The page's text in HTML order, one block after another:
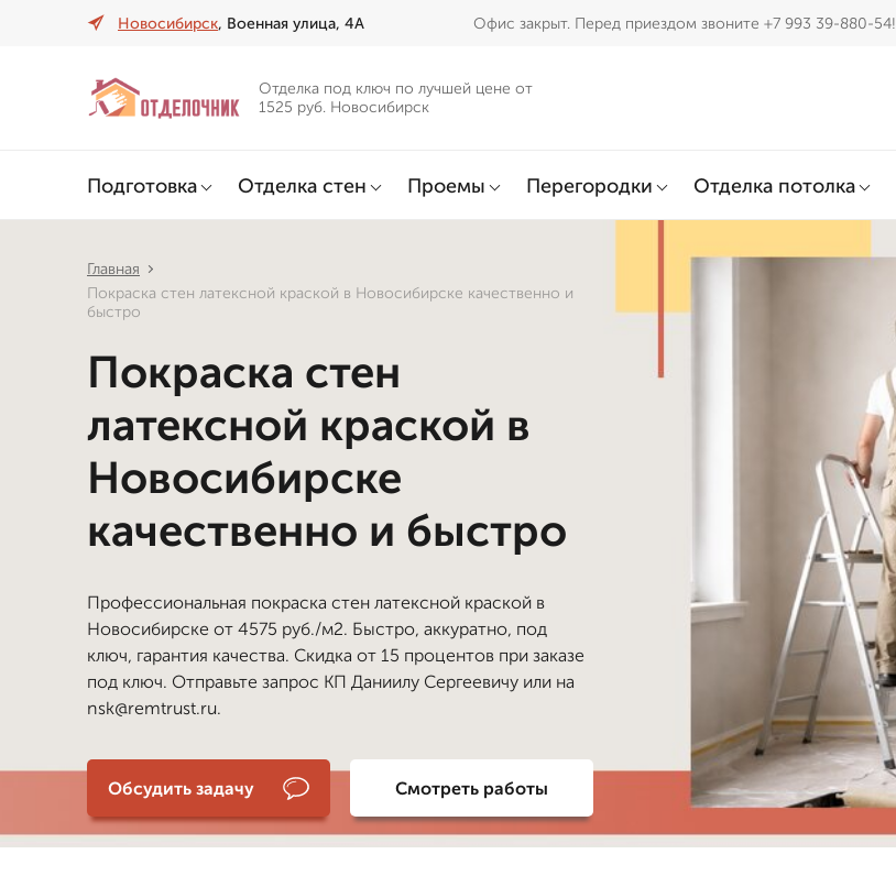
Новосибирск, Военная улица, 4А Офис закрыт. Перед приездом звоните +7 993 39-880-54!
Отделка под ключ по лучшей цене от
1525 руб. Новосибирск
Подготовка Отделка стен Проемы Перегородки Отделка потолка
Главная
Покраска стен латексной краской в Новосибирске качественно и
быстро
Покраска стен
латексной краской в
Новосибирске
качественно и быстро
Профессиональная покраска стен латексной краской в
Новосибирске от 4575 руб./м2. Быстро, аккуратно, под
ключ, гарантия качества. Скидка от 15 процентов при заказе
под ключ. Отправьте запрос КП Даниилу Сергеевичу или на
nsk@remtrust.ru.
Обсудить задачу Смотреть работы